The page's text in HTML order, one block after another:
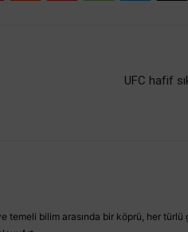
UFC hafif
temeli bilim arasında bir köprü, her